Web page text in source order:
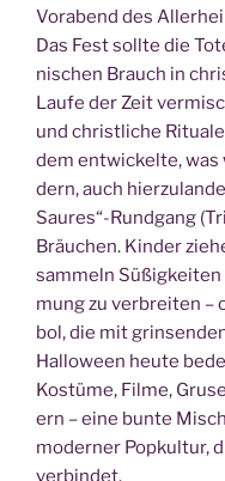
Vor­abend des
Das Fest soll­te die
ni­schen Brauch in
Lau­fe der Zeit
und christ­li­che
dem ent­wi­ckel­te,
dern, auch
Saures“-Rundgang
Bräu­chen. Kin­der
sam­meln
mung zu ver­brei­ten
bol, die mit
Hal­lo­ween heu­te
Kos­tü­me, Fil­me,
ern – eine bun­te
moder­ner Pop­kul­tur,
verbindet.